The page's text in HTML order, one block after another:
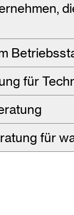
für
für